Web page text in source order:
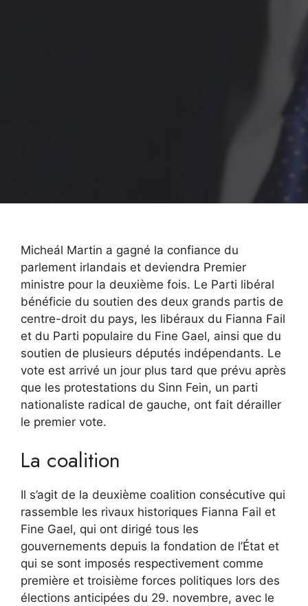
Micheál Martin a gagné la confiance du
parlement irlandais et deviendra Premier
ministre pour la deuxième fois. Le Parti libéral
bénéficie du soutien des deux grands partis de
centre-droit du pays, les libéraux du Fianna Fail
et du Parti populaire du Fine Gael, ainsi que du
soutien de plusieurs députés indépendants. Le
vote est arrivé un jour plus tard que prévu après
que les protestations du Sinn Fein, un parti
nationaliste radical de gauche, ont fait dérailler
le premier vote.
La coalition
Il s’agit de la deuxième coalition consécutive qui
rassemble les rivaux historiques Fianna Fail et
Fine Gael, qui ont dirigé tous les
gouvernements depuis la fondation de l’État et
qui se sont imposés respectivement comme
première et troisième forces politiques lors des
élections anticipées du 29. novembre, avec le